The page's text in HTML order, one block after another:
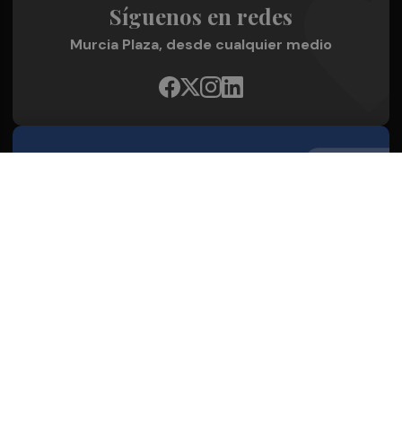
Síguenos en redes
Murcia Plaza, desde cualquier medio